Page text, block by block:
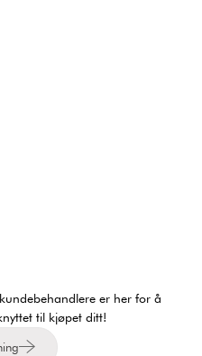
er her for å
til kjøpet ditt!